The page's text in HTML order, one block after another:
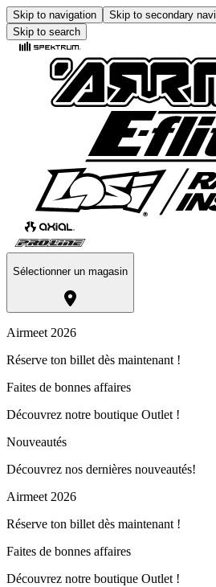
Skip to navigation Skip to secondary
Skip to search
Sélectionner un magasin
Airmeet 2026
Réserve ton billet dès maintenant !
Faites de bonnes affaires
Découvrez notre boutique Outlet !
Nouveautés
Découvrez nos dernières nouveautés!
Airmeet 2026
Réserve ton billet dès maintenant !
Faites de bonnes affaires
Découvrez notre boutique Outlet !